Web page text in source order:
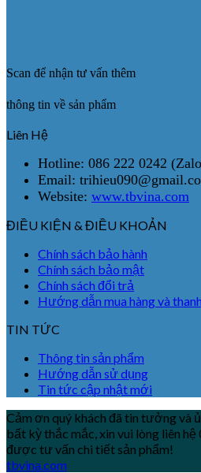
Scan để nhận tư vấn thêm
thông tin về sản phẩm
Liên Hệ
Hotline: 086 222 0242
Email:
Website: www.tbvina.com
ĐIỀU KIỆN & ĐIỀU KHOẢN
Chính sách bảo hành
Chính sách bảo mật
Chính sách đổi trả
Hướng dẫn mua hàng và
TIN TỨC
Thông tin sản phẩm
Hướng dẫn sử dụng
Tin tức cập nhật mới
Cảm ơn quý khách đã tin tưởng và
bất kỳ thắc mắc, xin vui lòng liên
được tư vấn chi tiết sản phẩm!
tbvina.com